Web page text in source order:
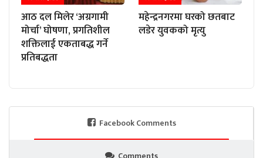
आठ दल मिलेर ‘अग्रगामी
मोर्चा’ घोषणा, प्रगतिशील
शक्तिलाई एकताबद्ध गर्ने
प्रतिबद्धता
महेन्द्रनगरमा घरको छतबाट
लडेर युवकको मृत्यु
Facebook Comments